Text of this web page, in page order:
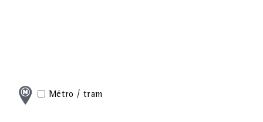
Métro / tram